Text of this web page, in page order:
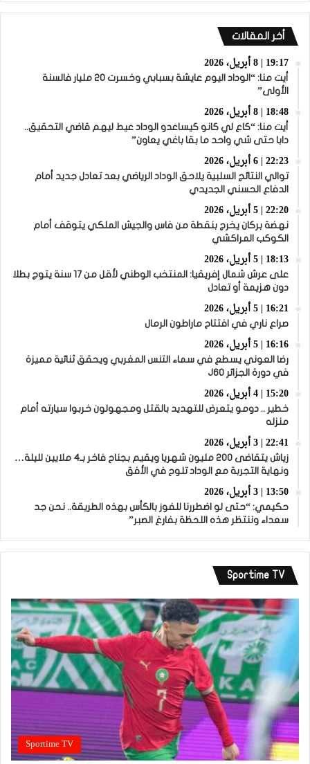
أخر المقالات
19:17 | 8 أبريل، 2026
أيت منا: “الوداد اليوم عايشة بسبابي وخسرت 20 مليار فالسنة
الأولى”
18:48 | 8 أبريل، 2026
أيت منا: “كاع لي كانو كيساعدو الوداد عيط ليهم قاضي التحقيق..
دابا حتى شي واحد ما بقا باغي يعاون”
22:23 | 6 أبريل، 2026
توالي النتائج السلبية يلاحق الوداد الرياضي بعد تعادل جديد أمام
الدفاع الحسني الجديدي
22:20 | 5 أبريل، 2026
نهضة بركان يخرج بنقطة من فاس والجيش الملكي يتوقف أمام
الكوكب المراكشي
18:13 | 5 أبريل، 2026
على عرش شمال إفريقيا: المنتخب الوطني لأقل من 17 سنة يتوج بطلا
دون هزيمة أو تعادل
16:21 | 5 أبريل، 2026
صراع ناري في افتتاح ماراطون الرمال
16:16 | 5 أبريل، 2026
رضا العوني يسطع في سماء التنس المغربي ويحقق ثنائية مميزة
في دورة الجزائر J60
15:20 | 4 أبريل، 2026
خطير .. دومو يتعرض للتهديد بالقتل ومجهولون خربوا سيارته أمام
منزله
22:41 | 3 أبريل، 2026
زياش يتقاضى 200 مليون شهريا ويقيم بجناح فاخر بـ4 ملايين لليلة…
ونهاية التجربة مع الوداد تلوح في الأفق
13:50 | 3 أبريل، 2026
حكيمي: “حتى لو اضطررنا للفوز بالكأس بهذه الطريقة.. نحن جد
سعداء وننتظر هذه اللحظة بفارغ الصبر”
Sportime TV
Sportime TV